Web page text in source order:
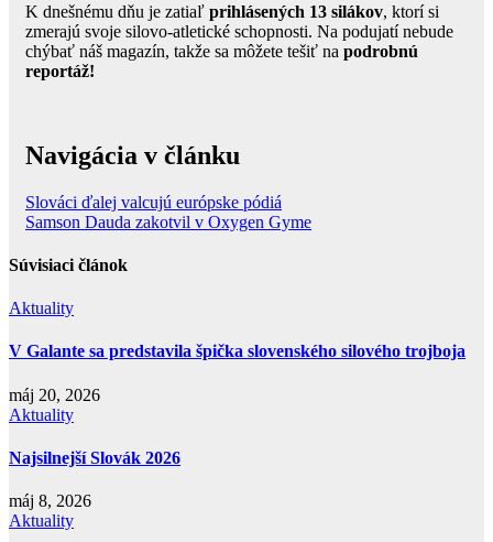
K dnešnému dňu je zatiaľ prihlásených 13 silákov, ktorí si
zmerajú svoje silovo-atletické schopnosti. Na podujatí nebude
chýbať náš magazín, takže sa môžete tešiť na podrobnú
reportáž!
Navigácia v článku
Slováci ďalej valcujú európske pódiá
Samson Dauda zakotvil v Oxygen Gyme
Súvisiaci článok
Aktuality
V Galante sa predstavila špička slovenského silového trojboja
máj 20, 2026
Aktuality
Najsilnejší Slovák 2026
máj 8, 2026
Aktuality